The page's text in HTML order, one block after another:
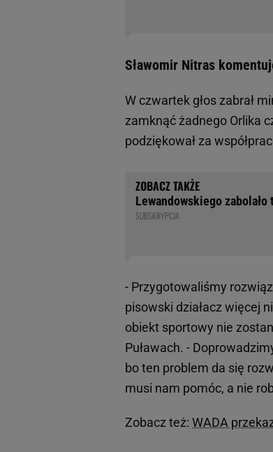
Sławomir Nitras
W czwartek głos zabrał
zamknąć żadnego Orlika
podziękował za
Lewandowskiego
SUBSKRYPCJA
- Przygotowaliśmy
pisowski działacz więcej
obiekt sportowy nie
Puławach. -
bo ten problem da się
musi nam pomóc, a nie
Zobacz też: WADA